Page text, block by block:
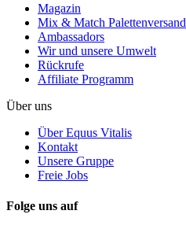
Magazin
Mix & Match Palettenversand
Ambassadors
Wir und unsere Umwelt
Rückrufe
Affiliate Programm
Über uns
Über Equus Vitalis
Kontakt
Unsere Gruppe
Freie Jobs
Folge uns auf